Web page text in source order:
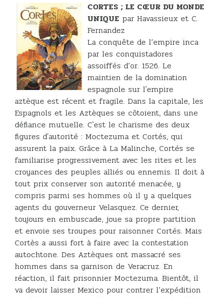
CORTES ; LE CŒUR DU MONDE
UNIQUE par Havassieux et C.
Fernandez
La conquête de l’empire inca
par les conquistadores
assoiffés d’or. 1526. Le
maintien de la domination
espagnole sur l'empire
aztèque est récent et fragile. Dans la capitale, les
Espagnols et les Aztèques se côtoient, dans une
défiance mutuelle. C'est le charisme des deux
figures d'autorité : Moctezuma et Cortés, qui
assurent la paix. Grâce à La Malinche, Cortés se
familiarise progressivement avec les rites et les
croyances des peuples alliés ou ennemis. Il doit à
tout prix conserver son autorité menacée, y
compris parmi ses hommes où il y a quelques
agents du gouverneur Velasquez. Ce dernier,
toujours en embuscade, joue sa propre partition
et envoie ses troupes pour raisonner Cortés. Mais
Cortès a aussi fort à faire avec la contestation
autochtone. Des Aztèques ont massacré ses
hommes dans sa garnison de Veracruz. En
réaction, il fait prisonnier Moctezuma. Bientôt, il
va devoir laisser Mexico pour contrer l’expédition